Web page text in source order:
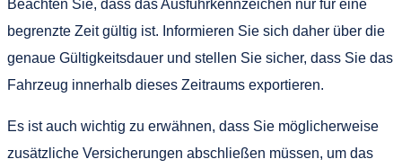
Beachten Sie, dass das Ausfuhrkennzeichen nur für eine
begrenzte Zeit gültig ist. Informieren Sie sich daher über die
genaue Gültigkeitsdauer und stellen Sie sicher, dass Sie das
Fahrzeug innerhalb dieses Zeitraums exportieren.
Es ist auch wichtig zu erwähnen, dass Sie möglicherweise
zusätzliche Versicherungen abschließen müssen, um das